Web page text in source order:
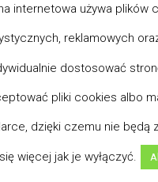
internetowa używa plików
reklamowych
dostosować
pliki cookies albo
dzięki czemu nie będą
więcej jak je wyłączyć.